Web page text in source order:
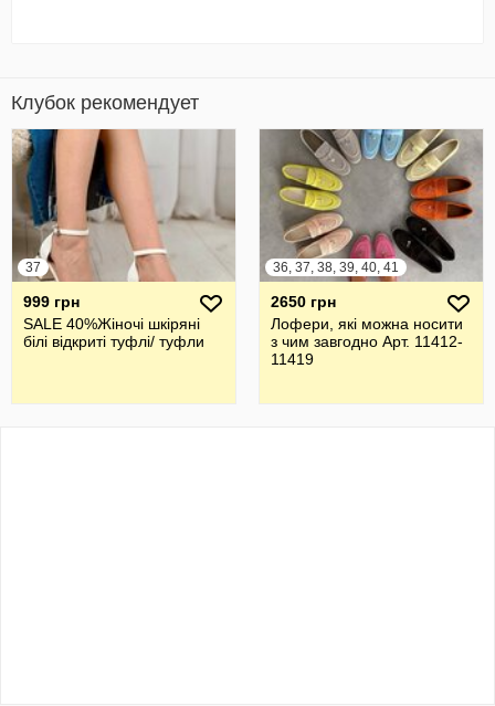
Клубок рекомендует
37
999 грн
SALE 40%Жіночі шкіряні
білі відкриті туфлі/ туфли
36, 37, 38, 39, 40, 41
2650 грн
Лофери, які можна носити
з чим завгодно Арт. 11412-
11419